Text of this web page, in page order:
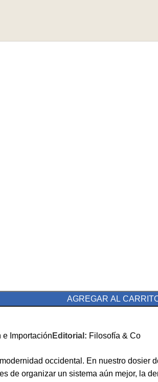
AGREGAR AL
e Importación Editorial: Filosofía & Co
occidental. En nuestro dosier
de organizar un sistema aún mejor, la